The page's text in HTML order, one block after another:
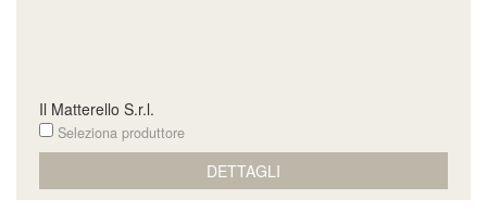
Il Matterello S.r.l.
Seleziona produttore
DETTAGLI